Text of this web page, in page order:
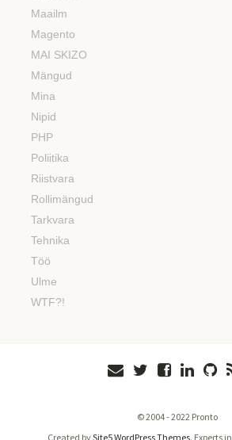
Maailm
Magento
MAI SKIZO
Mängud
Mina
Nipid
PHP
Poliitika
Riistvara
Rollimängud
Tarkvara
Tehnika
Töö
Ulme
WTF?!
© 2004 - 2022 Pronto
Created bySite5 WordPress Themes. Experts in